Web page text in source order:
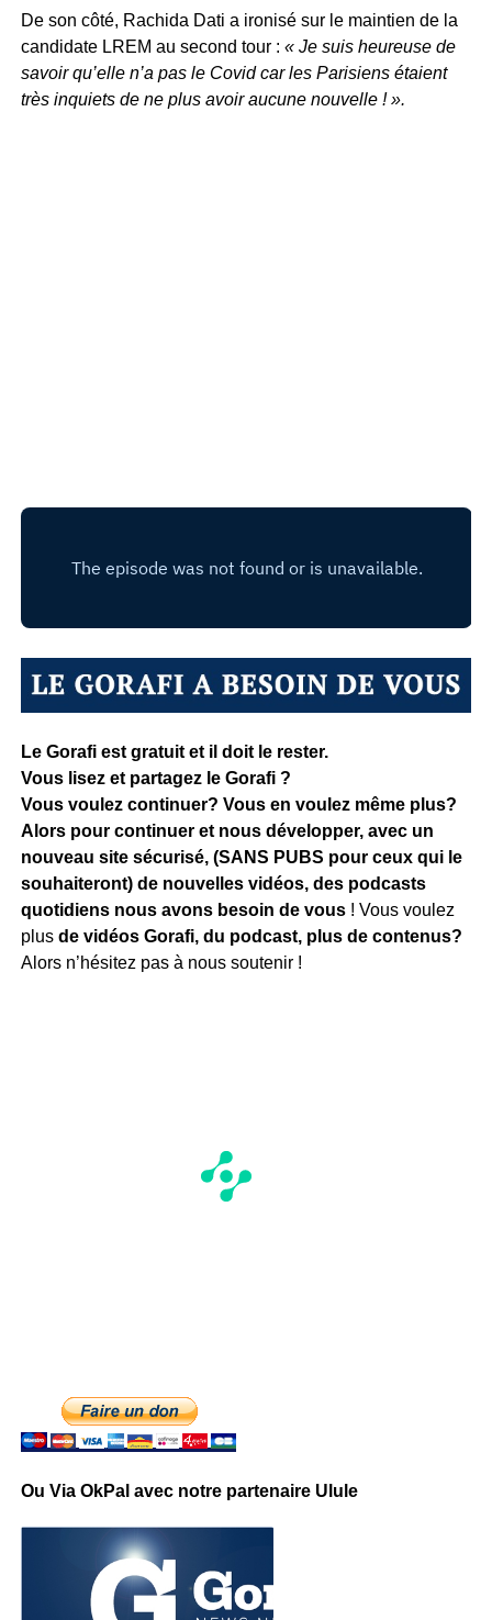
De son côté, Rachida Dati a ironisé sur le maintien de la
candidate LREM au second tour : « Je suis heureuse de
savoir qu’elle n’a pas le Covid car les Parisiens étaient
très inquiets de ne plus avoir aucune nouvelle ! ».
Le Gorafi est gratuit et il doit le rester.
Vous lisez et partagez le Gorafi ?
Vous voulez continuer? Vous en voulez même plus?
Alors pour continuer et nous développer, avec un
nouveau site sécurisé, (SANS PUBS pour ceux qui le
souhaiteront) de nouvelles vidéos, des podcasts
quotidiens nous avons besoin de vous ! Vous voulez
plus de vidéos Gorafi, du podcast, plus de contenus?
Alors n’hésitez pas à nous soutenir !
Ou Via OkPal avec notre partenaire Ulule